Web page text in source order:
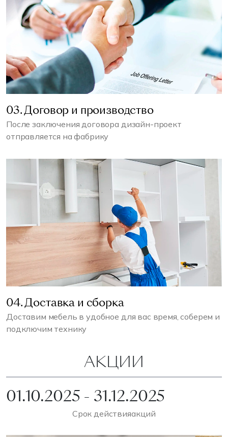
03. Договор и производство
После заключения договора дизайн-проект
отправляется на фабрику
04. Доставка и сборка
Доставим мебель в удобное для вас время, соберем и
подключим технику
АКЦИИ
01.10.2025 - 31.12.2025
Срок действияакций